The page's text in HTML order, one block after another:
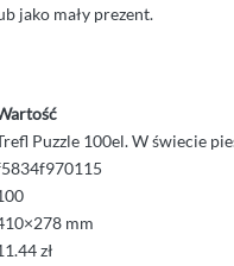
jako mały prezent.
Puzzle 100el. W świecie
mm
zł